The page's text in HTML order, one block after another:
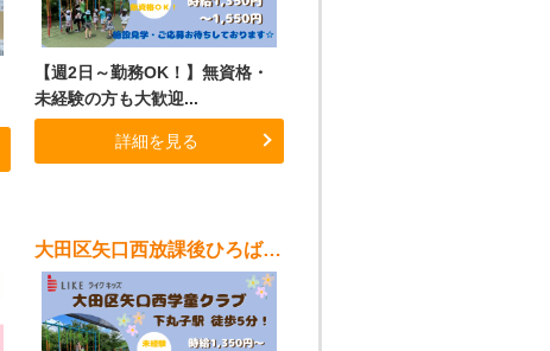
【週2日～勤務OK！】無資格・
未経験の方も大歓迎...
詳細を見る
大田区矢口西放課後ひろば（学童）